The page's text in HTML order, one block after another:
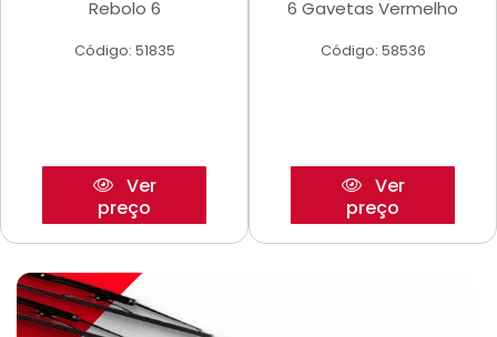
Rebolo 6
Código: 51835
Ver
preço
6 Gavetas Vermelho
Código: 58536
Ver
preço